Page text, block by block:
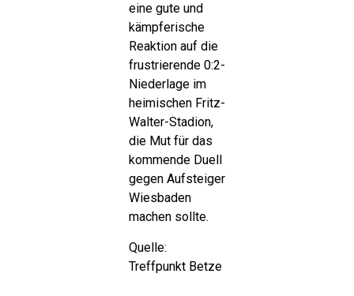
eine gute und
kämpferische
Reaktion auf die
frustrierende 0:2-
Niederlage im
heimischen Fritz-
Walter-Stadion,
die Mut für das
kommende Duell
gegen Aufsteiger
Wiesbaden
machen sollte.
Quelle:
Treffpunkt Betze